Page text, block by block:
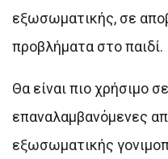
εξωσωματικής, σε
προβλήματα στο παιδί.
Θα είναι πιο χρήσιμο
επαναλαμβανόμενες
εξωσωματικής